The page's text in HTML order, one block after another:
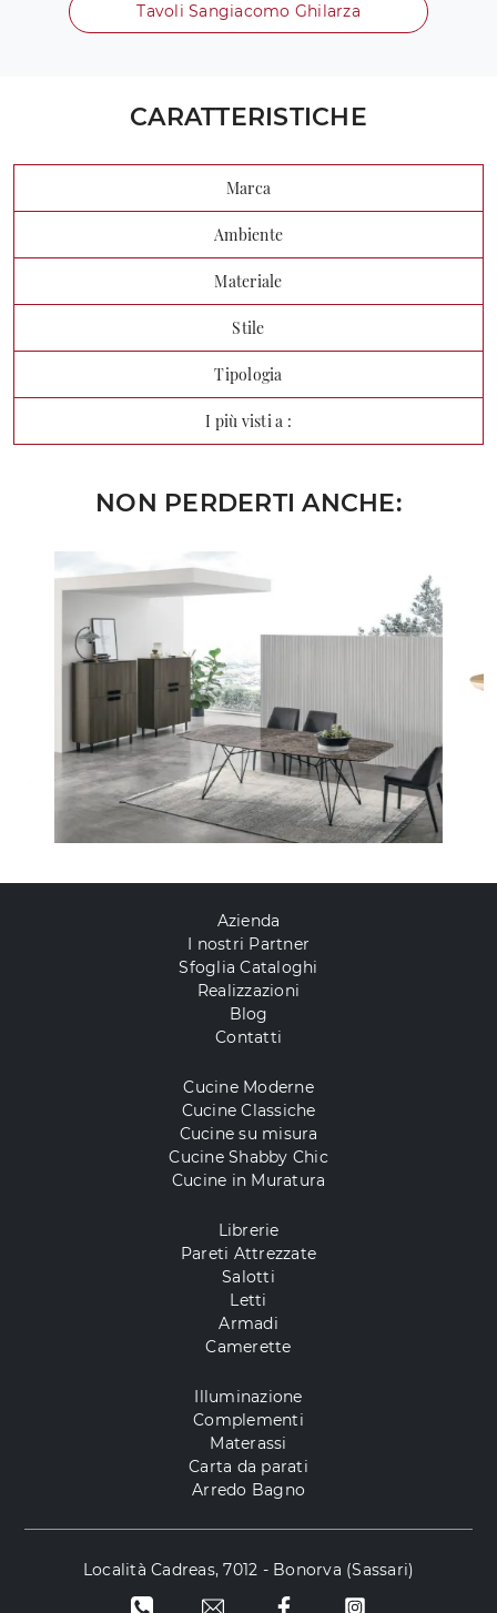
Tavoli Sangiacomo Ghilarza
CARATTERISTICHE
Marca
Ambiente
Materiale
Stile
Tipologia
I più visti a :
NON PERDERTI ANCHE:
Azienda
I nostri Partner
Sfoglia Cataloghi
Realizzazioni
Blog
Contatti
Cucine Moderne
Cucine Classiche
Cucine su misura
Cucine Shabby Chic
Cucine in Muratura
Librerie
Pareti Attrezzate
Salotti
Letti
Armadi
Camerette
Illuminazione
Complementi
Materassi
Carta da parati
Arredo Bagno
Località Cadreas, 7012 - Bonorva (Sassari)